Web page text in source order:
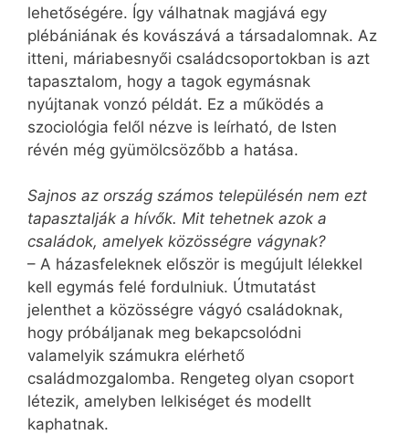
lehetőségére. Így válhatnak magjává egy
plébániának és kovászává a társadalomnak. Az
itteni, máriabesnyői családcsoportokban is azt
tapasztalom, hogy a tagok egymásnak
nyújtanak vonzó példát. Ez a működés a
szociológia felől nézve is leírható, de Isten
révén még gyümölcsözőbb a hatása.
Sajnos az ország számos településén nem ezt
tapasztalják a hívők. Mit tehetnek azok a
családok, amelyek közösségre vágynak?
– A házasfeleknek először is megújult lélekkel
kell egymás felé fordulniuk. Útmutatást
jelenthet a közösségre vágyó családoknak,
hogy próbáljanak meg bekapcsolódni
valamelyik számukra elérhető
családmozgalomba. Rengeteg olyan csoport
létezik, amelyben lelkiséget és modellt
kaphatnak.